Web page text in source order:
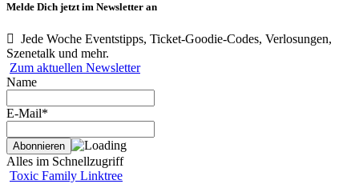
Melde Dich jetzt im Newsletter an
Jede Woche Eventstipps, Ticket-Goodie-Codes, Verlosungen,
Szenetalk und mehr.
Zum aktuellen Newsletter
Name
E-Mail*
Alles im Schnellzugriff
Toxic Family Linktree